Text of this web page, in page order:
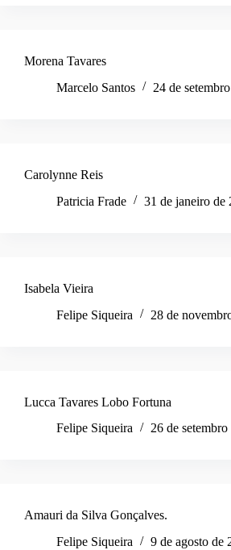
Morena Tavares
Marcelo Santos
24 de
Carolynne Reis
Patricia Frade
31 de janeiro de
Isabela Vieira
Felipe Siqueira
28 de
Lucca Tavares Lobo Fortuna
Felipe Siqueira
26 de
Amauri da Silva Gonçalves.
Felipe Siqueira
9 de agosto de